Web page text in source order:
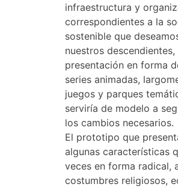
infraestructura y
correspondientes a la
sostenible que
nuestros descendientes,
presentación en forma
series animadas,
juegos y parques
serviría de modelo a
los cambios necesarios.
El prototipo que
algunas características
veces en forma radical,
costumbres religiosos,